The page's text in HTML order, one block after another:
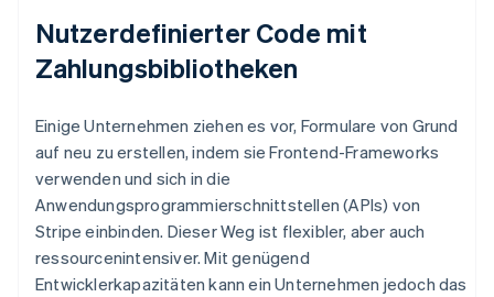
Nutzerdefinierter Code mit
Zahlungsbibliotheken
Einige Unternehmen ziehen es vor, Formulare von Grund
auf neu zu erstellen, indem sie Frontend-Frameworks
verwenden und sich in die
Anwendungsprogrammierschnittstellen (APIs) von
Stripe einbinden. Dieser Weg ist flexibler, aber auch
ressourcenintensiver. Mit genügend
Entwicklerkapazitäten kann ein Unternehmen jedoch das